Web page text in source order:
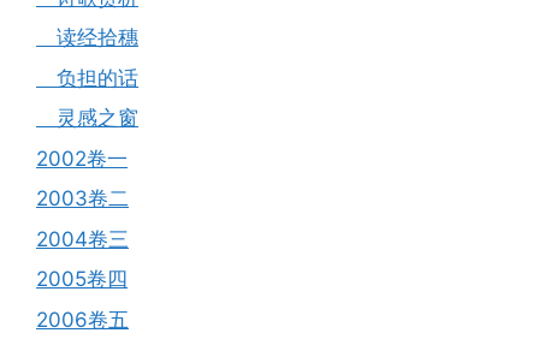
读经拾穗
负担的话
灵感之窗
2002卷一
2003卷二
2004卷三
2005卷四
2006卷五